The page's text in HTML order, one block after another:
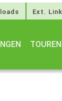
Ext.